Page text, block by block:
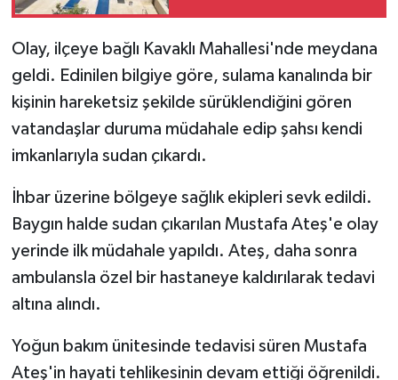
Olay, ilçeye bağlı Kavaklı Mahallesi'nde meydana
geldi. Edinilen bilgiye göre, sulama kanalında bir
kişinin hareketsiz şekilde sürüklendiğini gören
vatandaşlar duruma müdahale edip şahsı kendi
imkanlarıyla sudan çıkardı.
İhbar üzerine bölgeye sağlık ekipleri sevk edildi.
Baygın halde sudan çıkarılan Mustafa Ateş'e olay
yerinde ilk müdahale yapıldı. Ateş, daha sonra
ambulansla özel bir hastaneye kaldırılarak tedavi
altına alındı.
Yoğun bakım ünitesinde tedavisi süren Mustafa
Ateş'in hayati tehlikesinin devam ettiği öğrenildi.